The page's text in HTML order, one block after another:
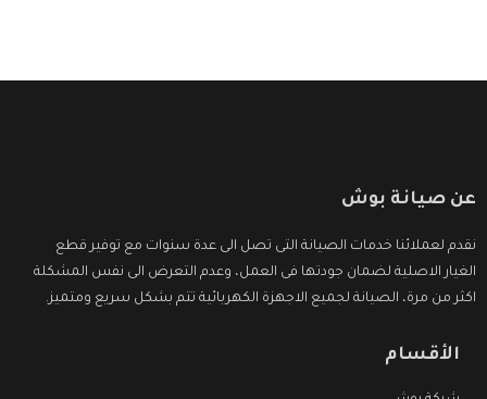
عن صيانة بوش
نقدم لعملائنا خدمات الصيانة التى تصل الى عدة سنوات مع توفير قطع
الغيار الاصلية لضمان جودتها فى العمل، وعدم التعرض الى نفس المشكلة
اكثر من مرة، الصيانة لجميع الاجهزة الكهربائية تتم بشكل سريع ومتميز.
الأقسام